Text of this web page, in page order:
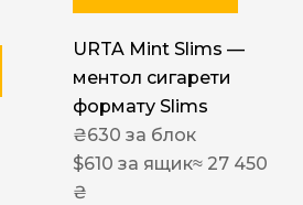
URTA Mint Slims —
ментол сигарети
формату Slims
₴630 за блок
$610 за ящик≈ 27 450
₴